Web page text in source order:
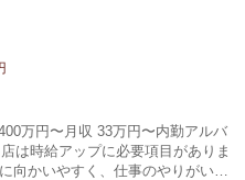
万円〜月収 33万円〜内勤アルバ
は時給アップに必要項目がありま
向かいやすく、仕事のやりがいを